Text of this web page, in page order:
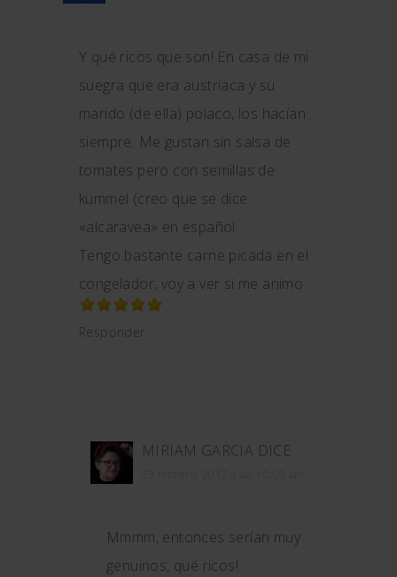
Y qué ricos que son! En casa de mi
suegra que era austríaca y su
marido (de ella) polaco, los hacían
siempre. Me gustan sin salsa de
tomates pero con semillas de
kümmel (creo que se dice
«alcaravea» en español.
Tengo bastante carne picada en el
congelador, voy a ver si me animo.
Responder
MIRIAM GARCIA DICE
Mmmm, entonces serían muy
genuinos, qué ricos!